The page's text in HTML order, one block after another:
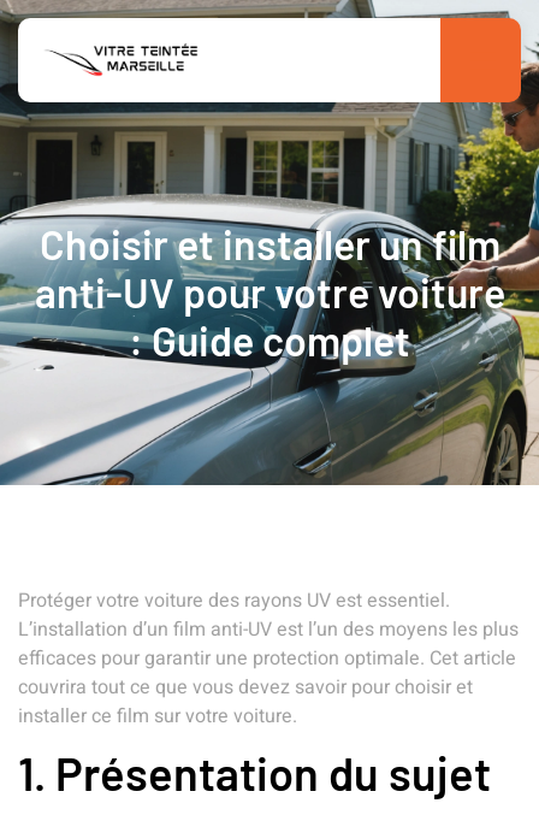
Choisir et installer un film
anti-UV pour votre voiture
: Guide complet
Protéger votre voiture des rayons UV est essentiel.
L’installation d’un film anti-UV est l’un des moyens les plus
efficaces pour garantir une protection optimale. Cet article
couvrira tout ce que vous devez savoir pour choisir et
installer ce film sur votre voiture.
1. Présentation du sujet